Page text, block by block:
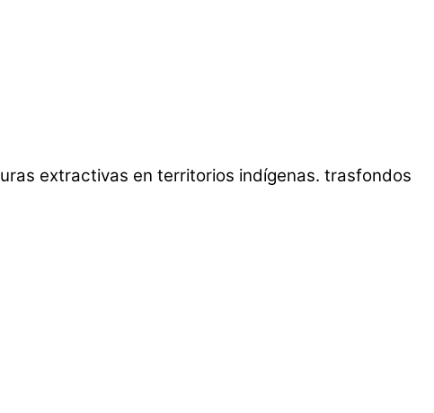
extractivas en territorios indígenas. trasfondos